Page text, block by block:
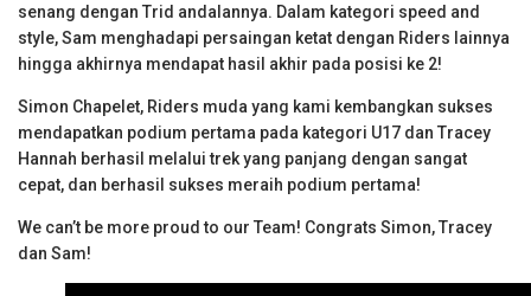
senang dengan Trid andalannya. Dalam kategori speed and
style, Sam menghadapi persaingan ketat dengan Riders lainnya
hingga akhirnya mendapat hasil akhir pada posisi ke 2!
Simon Chapelet, Riders muda yang kami kembangkan sukses
mendapatkan podium pertama pada kategori U17 dan Tracey
Hannah berhasil melalui trek yang panjang dengan sangat
cepat, dan berhasil sukses meraih podium pertama!
We can’t be more proud to our Team! Congrats Simon, Tracey
dan Sam!